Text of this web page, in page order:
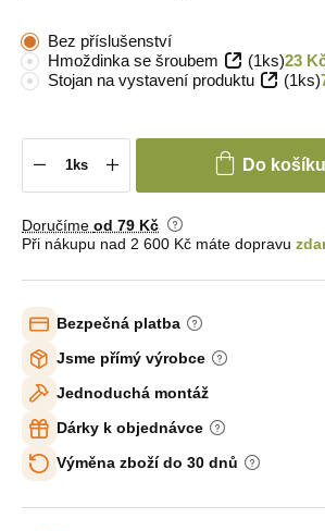
Bez příslušenství
Hmoždinka se šroubem
(1ks)23
Stojan na vystavení produktu
(1ks)
Do košíku
Doručíme od 79 Kč
Při nákupu nad 2 600 Kč máte dopravu
Bezpečná platba
Jsme přímý výrobce
Jednoduchá montáž
Dárky k objednávce
Výměna zboží do 30 dnů